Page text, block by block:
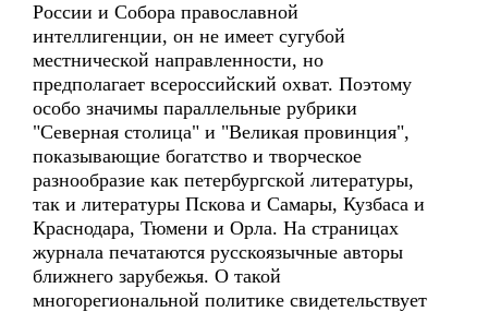
России и Собора православной
интеллигенции, он не имеет сугубой
местнической направленности, но
предполагает всероссийский охват. Поэтому
особо значимы параллельные рубрики
"Северная столица" и "Великая провинция",
показывающие богатство и творческое
разнообразие как петербургской литературы,
так и литературы Пскова и Самары, Кузбаса и
Краснодара, Тюмени и Орла. На страницах
журнала печатаются русскоязычные авторы
ближнего зарубежья. О такой
многорегиональной политике свидетельствует